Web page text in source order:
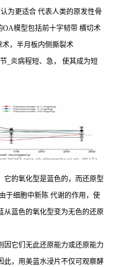
为更适合 代表人类的原发性骨
模型包括前十字韧带 横切术
术，半月板内侧撕裂术
_炎病程短、急， 使其成为短
它的氧化型是蓝色的，而还原型
于细胞中新陈 代谢的作用，使
从蓝色的氧化型变为无色的还原
因它们无此还原能力或还原能力
此，用美蓝水浸片不仅可观察酵